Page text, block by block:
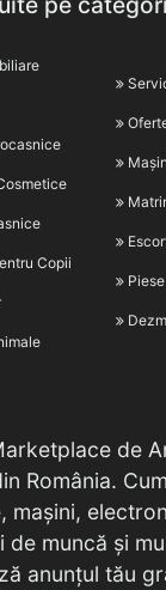
Copii
de
România.
mașini,
de muncă și
anunțul tău